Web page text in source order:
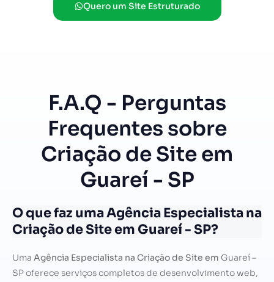
Quero um Site Estruturado
F.A.Q - Perguntas
Frequentes sobre
Criação de Site em
Guareí - SP
O que faz uma Agência Especialista na
Criação de Site em Guareí - SP?
Uma Agência Especialista na Criação de Site em Guareí –
SP oferece serviços completos de desenvolvimento web,